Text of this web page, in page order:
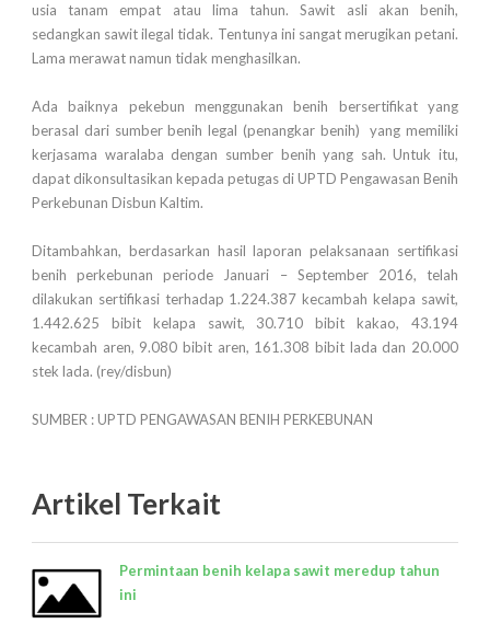
usia tanam empat atau lima tahun. Sawit asli akan benih,
sedangkan sawit ilegal tidak. Tentunya ini sangat merugikan petani.
Lama merawat namun tidak menghasilkan.
Ada baiknya pekebun menggunakan benih bersertifikat yang
berasal dari sumber benih legal (penangkar benih) yang memiliki
kerjasama waralaba dengan sumber benih yang sah. Untuk itu,
dapat dikonsultasikan kepada petugas di UPTD Pengawasan Benih
Perkebunan Disbun Kaltim.
Ditambahkan, berdasarkan hasil laporan pelaksanaan sertifikasi
benih perkebunan periode Januari – September 2016, telah
dilakukan sertifikasi terhadap 1.224.387 kecambah kelapa sawit,
1.442.625 bibit kelapa sawit, 30.710 bibit kakao, 43.194
kecambah aren, 9.080 bibit aren, 161.308 bibit lada dan 20.000
stek lada. (rey/disbun)
SUMBER : UPTD PENGAWASAN BENIH PERKEBUNAN
Artikel Terkait
Permintaan benih kelapa sawit meredup tahun
ini